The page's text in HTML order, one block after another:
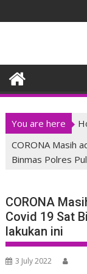
to
You are here
CORONA Masih
Binmas Polres
CORONA
Covid 19 Sat
lakukan ini
3 July 2022